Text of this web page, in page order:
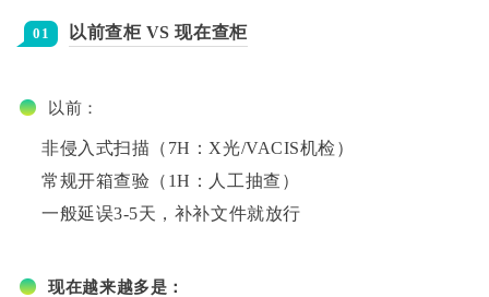
01 以前查柜 VS 现在查柜
以前：
非侵入式扫描（7H：X光/VACIS机检）
常规开箱查验（1H：人工抽查）
一般延误3-5天，补补文件就放行
现在越来越多是：